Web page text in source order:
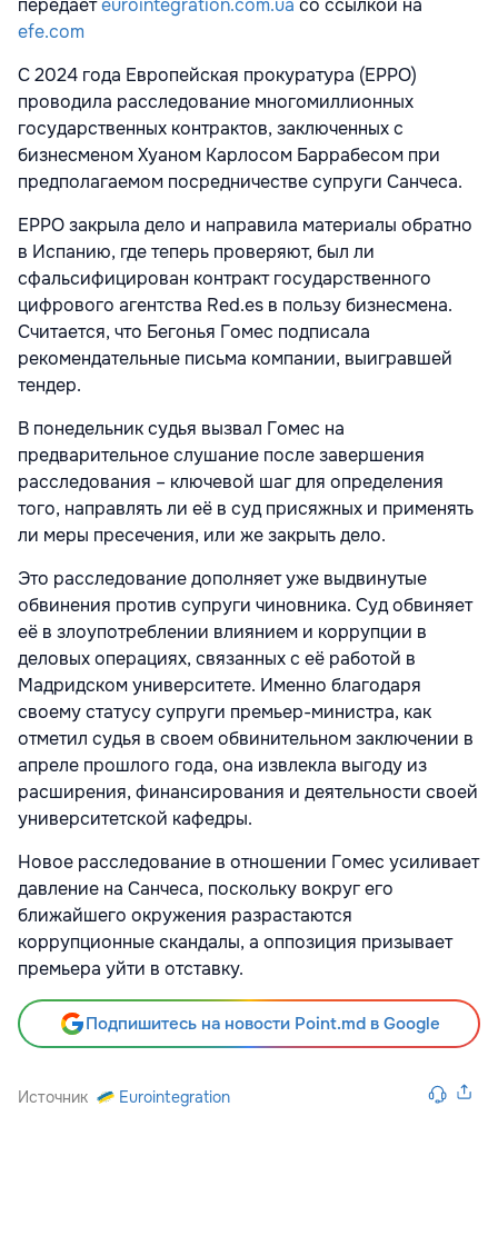
efe.com
С 2024 года Европейская прокуратура (EPPO)
проводила расследование многомиллионных
государственных контрактов, заключенных с
бизнесменом Хуаном Карлосом Баррабесом при
предполагаемом посредничестве супруги Санчеса.
EPPO закрыла дело и направила материалы обратно
в Испанию, где теперь проверяют, был ли
сфальсифицирован контракт государственного
цифрового агентства Red.es в пользу бизнесмена.
Считается, что Бегонья Гомес подписала
рекомендательные письма компании, выигравшей
тендер.
В понедельник судья вызвал Гомес на
предварительное слушание после завершения
расследования – ключевой шаг для определения
того, направлять ли её в суд присяжных и применять
ли меры пресечения, или же закрыть дело.
Это расследование дополняет уже выдвинутые
обвинения против супруги чиновника. Суд обвиняет
её в злоупотреблении влиянием и коррупции в
деловых операциях, связанных с её работой в
Мадридском университете. Именно благодаря
своему статусу супруги премьер-министра, как
отметил судья в своем обвинительном заключении в
апреле прошлого года, она извлекла выгоду из
расширения, финансирования и деятельности своей
университетской кафедры.
Новое расследование в отношении Гомес усиливает
давление на Санчеса, поскольку вокруг его
ближайшего окружения разрастаются
коррупционные скандалы, а оппозиция призывает
премьера уйти в отставку.
Подпишитесь на новости Point.md в Google
Источник Eurointegration